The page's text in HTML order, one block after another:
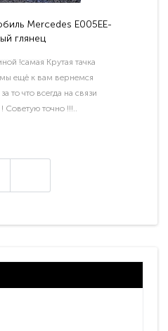
Mercedes E005EE-
глянец
!самая Крутая тачка
ещё к вам вернемся
то что всегда на связи
Советую точно !!!..